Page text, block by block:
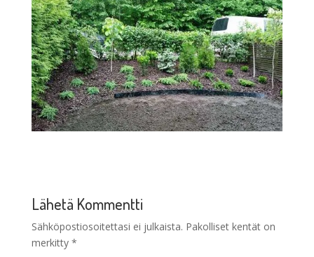
Lähetä Kommentti
Sähköpostiosoitettasi ei julkaista. Pakolliset kentät on
merkitty *